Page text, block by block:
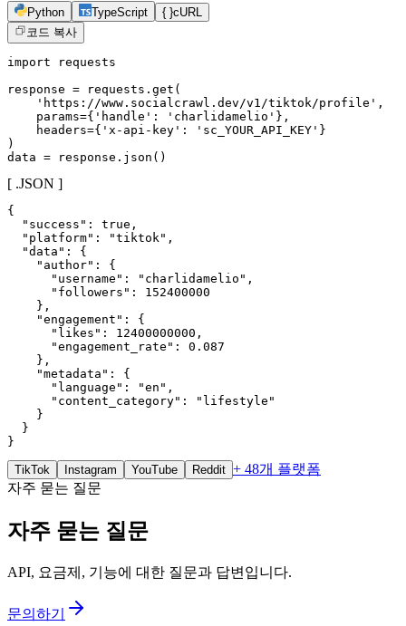
Python TypeScript { }cURL
코드 복사
import requests
response = requests.get(
    'https://www.socialcrawl.dev/v1/tiktok/profile',
    params={'handle': 'charlidamelio'},
    headers={'x-api-key': 'sc_YOUR_API_KEY'}
)
data = response.json()
[ .JSON ]
{
  "success": true,
  "platform": "tiktok",
  "data": {
    "author": {
      "username": "charlidamelio",
      "followers": 152400000
    },
    "engagement": {
      "likes": 12400000000,
      "engagement_rate": 0.087
    },
    "metadata": {
      "language": "en",
      "content_category": "lifestyle"
    }
  }
}
TikTok Instagram YouTube Reddit + 48개 플랫폼
자주 묻는 질문
자주 묻는 질문
API, 요금제, 기능에 대한 질문과 답변입니다.
문의하기